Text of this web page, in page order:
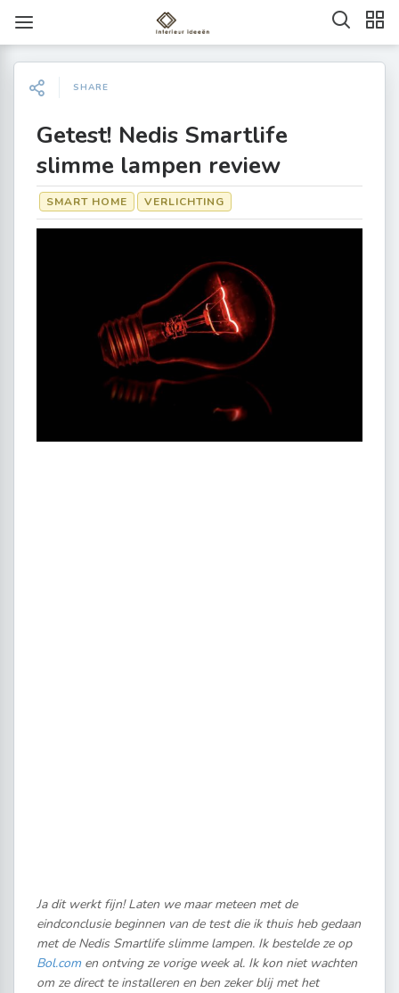
SHARE
Getest! Nedis Smartlife
slimme lampen review
SMART HOME VERLICHTING
Ja dit werkt fijn! Laten we maar meteen met de
eindconclusie beginnen van de test die ik thuis heb gedaan
met de Nedis Smartlife slimme lampen. Ik bestelde ze op
Bol.com en ontving ze vorige week al. Ik kon niet wachten
om ze direct te installeren en ben zeker blij met het